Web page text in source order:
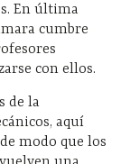
En última
cumbre
con ellos.
de la
aquí
modo que los